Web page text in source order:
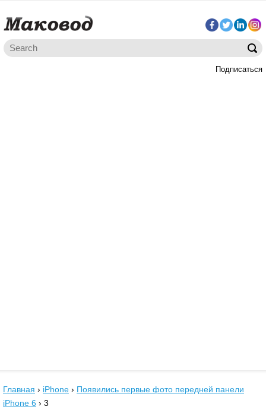
Подписаться
Главная › iPhone › Появились первые фото передней панели
iPhone 6 › 3